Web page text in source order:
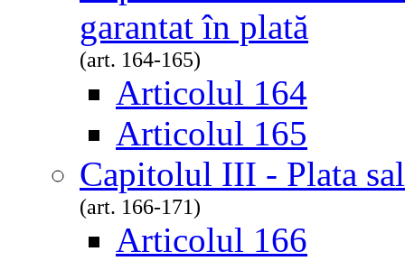
garantat în plată
(art. 164-165)
Articolul 164
Articolul 165
Capitolul III - Plata
(art. 166-171)
Articolul 166